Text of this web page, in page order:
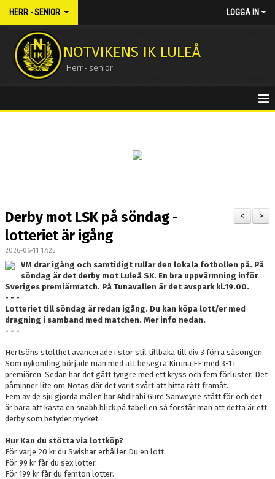
HERR - SENIOR LOGGA IN
NOTVIKENS IK LULEÅ
Herr - senior
TRUPPEN
BILDGALLERI
DOKUMENT
KONTAKT
SKYTTELIGOR
MATCHFAKTA
>
<
Derby mot LSK på söndag -
lotteriet är igång
2026-06-11 17:25
VM drar igång och samtidigt rullar den lokala fotbollen på. På
söndag är det derby mot Luleå SK. En bra uppvärmning inför
Sveriges premiärmatch. På Tunavallen är det avspark kl.19.00.
- - -
Lotteriet till söndag är redan igång. Du kan köpa lott/er med
dragning i samband med matchen. Mer info nedan.
- - -
Hertsöns stolthet avancerade i stor stil tillbaka till div 3 förra säsongen.
Som nykomling började man med att besegra Kiruna FF med 3-1 i
premiären. Sedan har det gâtt tyngre med ett kryss och fem förluster. Det
påminner lite om Notas där det varit svårt att hitta rätt framât.
Fem av de sju gjorda målen har Abdirabi Gure Sanweyne stâtt för och det
är bara att kasta en snabb blick på tabellen så förstâr man att detta är ett
derby som betyder mycket.
Hur Kan du stötta via lottköp?
För varje 20 kr du Swishar erhåller Du en lott.
För 99 kr får du sex lotter.
För 199 kr får du femton lotter.